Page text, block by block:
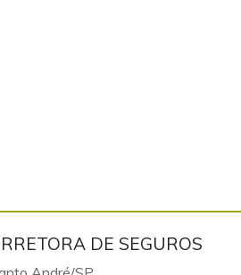
DE SEGUROS